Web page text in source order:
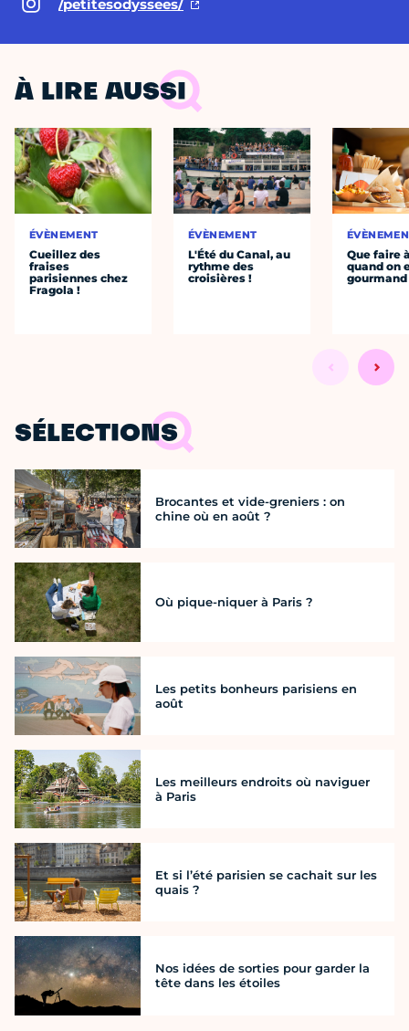
/petitesodyssees/
À LIRE AUSSI
ÉVÈNEMENT
Cueillez des
fraises
parisiennes chez
Fragola !
ÉVÈNEMENT
L'Été du Canal, au
rythme des
croisières !
Que faire
quand on
gourmand
SÉLECTIONS
Brocantes et vide-greniers : on
chine où en août ?
Où pique-niquer à Paris ?
Les petits bonheurs parisiens en
août
Les meilleurs endroits où naviguer
à Paris
Et si l’été parisien se cachait sur les
quais ?
Nos idées de sorties pour garder la
tête dans les étoiles